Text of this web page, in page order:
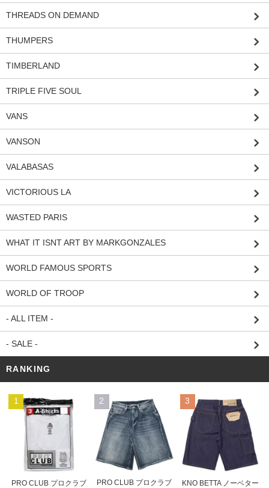
THREADS ON DEMAND
THUMPERS
TIMBERLAND
TRIPLE FIVE SOUL
VANS
VANSON
VALABASAS
VICTORIOUS LA
WASTED PARIS
WHAT IT ISNT ART BY MARKGONZALES
WORLD FAMOUS SPORTS
WORLD OF TROOP
- ALL ITEM -
- SALE -
RANKING
1
PRO CLUB プロクラブ
2
PRO CLUB プロクラブ
3
KNO BETTA ノーベター